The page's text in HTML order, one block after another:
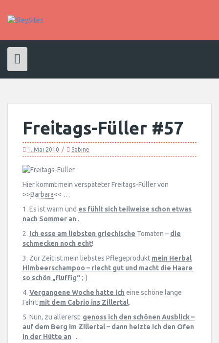
content
Freitags-Füller #57
1. Mai 2010 Sabine
Hier kommt mein verspäteter Freitags-Füller von
>>Barbara<< …
1. Es ist warm und es fühlt sich teilweise schon etwas
nach Sommer an .
2. Ich esse am liebsten griechische Tomaten – die
schmecken noch echt!
3. Zur Zeit ist mein liebstes Pflegeprodukt mein Herbal
Himbeerschampoo – riecht gut und macht die Haare
so schön „fluffig“;-)
4. Vergangene Woche hatte ich eine schöne lange
Fahrt mit dem Cabrio ins Zillertal.
5. Nun, zu allererst genoss ich den schönen Ausblick –
auf dem Berg im Zillertal – dann heizte ich den Ofen
in der Hütte an …